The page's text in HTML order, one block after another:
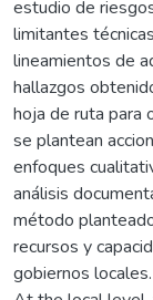
estudio de
limitantes
lineamientos de
hallazgos
hoja de ruta para
se plantean
enfoques
análisis
método
recursos y
gobiernos locales.